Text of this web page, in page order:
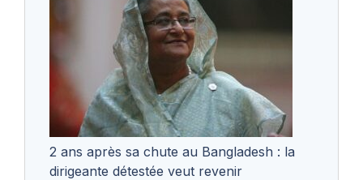
2 ans après sa chute au Bangladesh : la
dirigeante détestée veut revenir